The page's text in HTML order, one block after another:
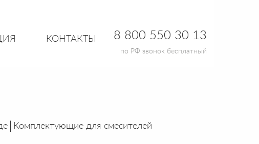
КОНТАКТЫ 8 800 550 30 13
по РФ звонок бесплатный
Комплектующие для смесителей